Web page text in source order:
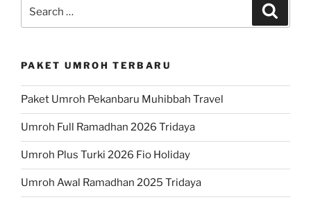
PAKET UMROH TERBARU
Paket Umroh Pekanbaru Muhibbah Travel
Umroh Full Ramadhan 2026 Tridaya
Umroh Plus Turki 2026 Fio Holiday
Umroh Awal Ramadhan 2025 Tridaya